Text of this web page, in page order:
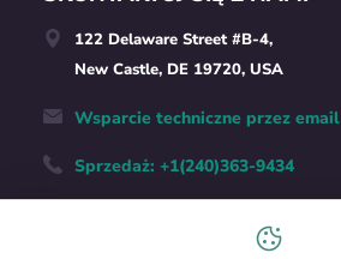
122 Delaware Street #B-4,
New Castle, DE 19720, USA
Wsparcie techniczne przez email
Sprzedaż: +1(240)363-9434